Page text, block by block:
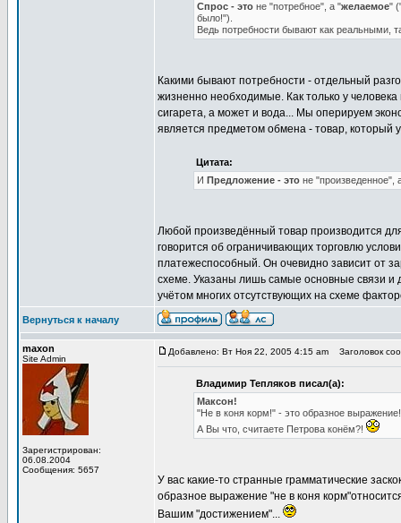
Спрос - это не "потребное", а "желаемое"
было!").
Ведь потребности бывают как реальными,
Какими бывают потребности - отдельный
жизненно необходимые. Как только у
сигарета, а может и вода... Мы оперируем
является предметом обмена - товар, который
Цитата:
И Предложение - это не "произведенное",
Любой произведённый товар производится
говорится об ограничивающих торговлю
платежеспособный. Он очевидно зависит от
схеме. Указаны лишь самые основные связи и
учётом многих отсутствующих на схеме
Вернуться к началу
maxon
Site Admin
Зарегистрирован:
06.08.2004
Сообщения: 5657
Добавлено: Вт Ноя 22, 2005 4:15 am Заголовок
Владимир Тепляков писал(а):
Максон!
"Не в коня корм!" - это образное выражение!
А Вы что, считаете Петрова конём?!
У вас какие-то странные грамматические
образное выражение "не в коня
Вашим "достижением"...